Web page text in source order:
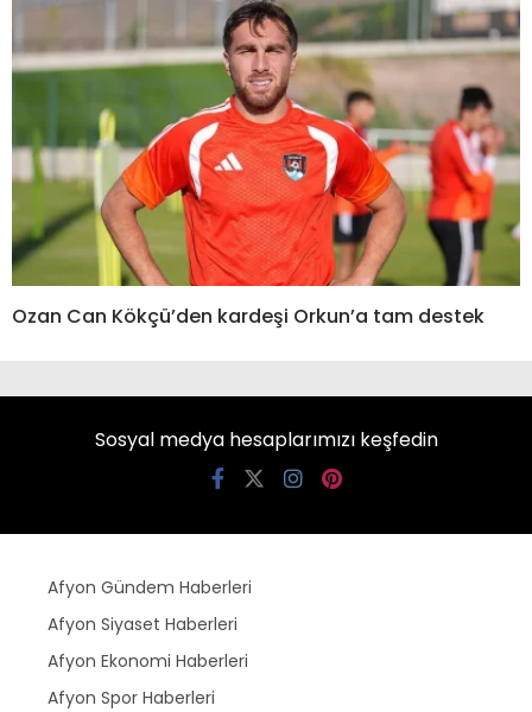
Ozan Can Kökçü’den kardeşi Orkun’a tam destek
Sosyal medya hesaplarımızı keşfedin
Afyon Gündem Haberleri
Afyon Siyaset Haberleri
Afyon Ekonomi Haberleri
Afyon Spor Haberleri